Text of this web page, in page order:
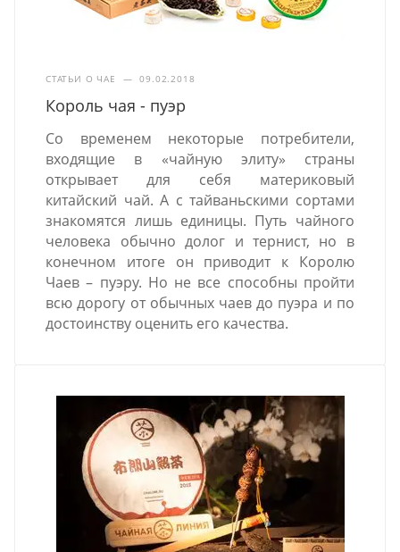
СТАТЬИ О ЧАЕ — 09.02.2018
Король чая - пуэр
Со временем некоторые потребители,
входящие в «чайную элиту» страны
открывает для себя материковый
китайский чай. А с тайваньскими сортами
знакомятся лишь единицы. Путь чайного
человека обычно долог и тернист, но в
конечном итоге он приводит к Королю
Чаев – пуэру. Но не все способны пройти
всю дорогу от обычных чаев до пуэра и по
достоинству оценить его качества.